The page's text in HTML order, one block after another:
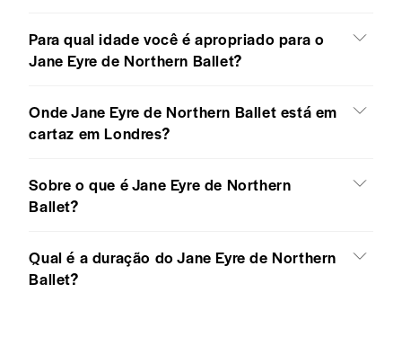
Para qual idade você é apropriado para o
Jane Eyre de Northern Ballet?
Onde Jane Eyre de Northern Ballet está em
cartaz em Londres?
Sobre o que é Jane Eyre de Northern
Ballet?
Qual é a duração do Jane Eyre de Northern
Ballet?